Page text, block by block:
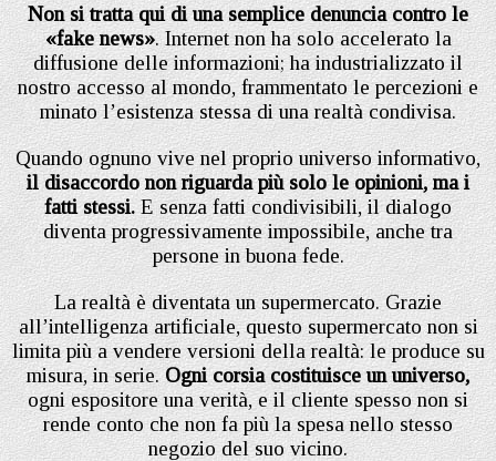
Non si tratta qui di una semplice denuncia contro le
«fake news». Internet non ha solo accelerato la
diffusione delle informazioni; ha industrializzato il
nostro accesso al mondo, frammentato le percezioni e
minato l’esistenza stessa di una realtà condivisa.
Quando ognuno vive nel proprio universo informativo,
il disaccordo non riguarda più solo le opinioni, ma i
fatti stessi.E senza fatti condivisibili, il dialogo
diventa progressivamente impossibile, anche tra
persone in buona fede.
La realtà è diventata un supermercato. Grazie
all’intelligenza artificiale, questo supermercato non si
limita più a vendere versioni della realtà: le produce su
misura, in serie.Ogni corsia costituisce un universo,
ogni espositore una verità, e il cliente spesso non si
rende conto che non fa più la spesa nello stesso
negozio del suo vicino.